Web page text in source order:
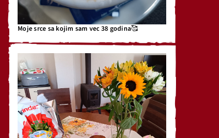
Moje srce sa kojim sam vec 38 godina🥰